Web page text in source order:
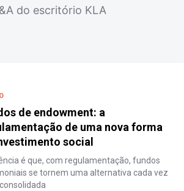
do escritório KLA
de endowment: a
de uma nova forma
social
é que, com regulamentação, fundos
se tornem uma alternativa cada vez